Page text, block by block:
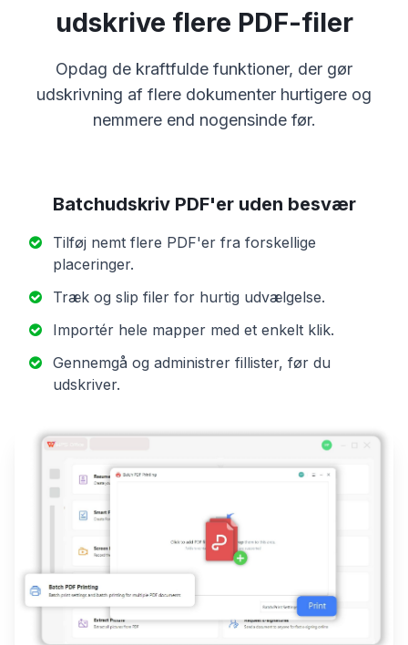
udskrive flere PDF-filer
Opdag de kraftfulde funktioner, der gør
udskrivning af flere dokumenter hurtigere og
nemmere end nogensinde før.
Batchudskriv PDF'er uden besvær
Tilføj nemt flere PDF'er fra forskellige
placeringer.
Træk og slip filer for hurtig udvælgelse.
Importér hele mapper med et enkelt klik.
Gennemgå og administrer fillister, før du
udskriver.